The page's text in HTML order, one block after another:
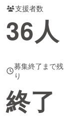
支援者数
36人
募集終了まで残
り
終了